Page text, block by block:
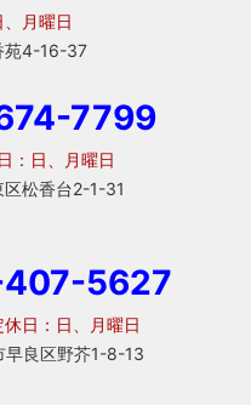
日
37
7799
月曜日
台2-1-31
5627
月曜日
芥1-8-13